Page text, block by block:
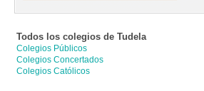
Todos los colegios de Tudela
Colegios Públicos
Colegios Concertados
Colegios Católicos